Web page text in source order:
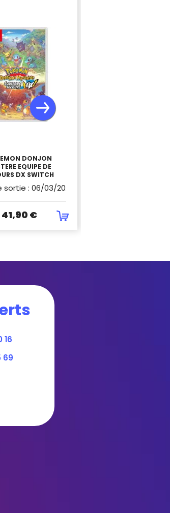
SWITCH
DONJON
EQUIPE DE
DX SWITCH
sortie : 06/03/2020
41,90 €
16
69